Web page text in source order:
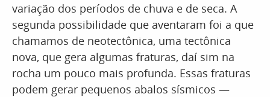
variação dos períodos de chuva e de seca. A
segunda possibilidade que aventaram foi a que
chamamos de neotectônica, uma tectônica
nova, que gera algumas fraturas, daí sim na
rocha um pouco mais profunda. Essas fraturas
podem gerar pequenos abalos sísmicos —